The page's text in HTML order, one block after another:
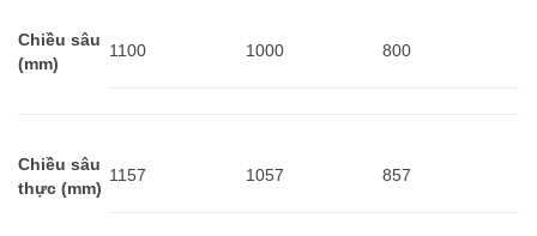
Chiều sâu
(mm)
1100 1000 800
Chiều sâu
thực (mm)
1157 1057 857